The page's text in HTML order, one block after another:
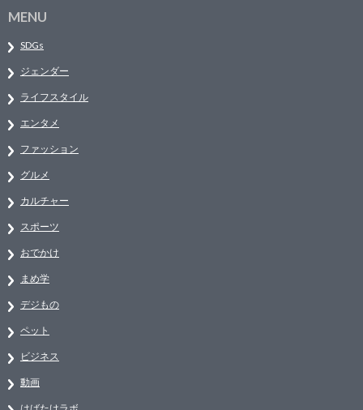
MENU
SDGs
ジェンダー
ライフスタイル
エンタメ
ファッション
グルメ
カルチャー
スポーツ
おでかけ
まめ学
デジもの
ペット
ビジネス
動画